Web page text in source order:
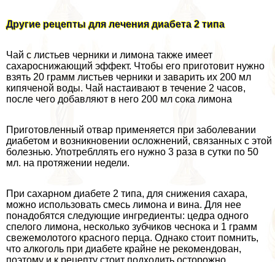
Другие рецепты для лечения диабета 2 типа
Чай с листьев черники и лимона также имеет
сахароснижающий эффект. Чтобы его приготовит нужно
взять 20 грамм листьев черники и заварить их 200 мл
кипяченой воды. Чай настаивают в течение 2 часов,
после чего добавляют в него 200 мл сока лимона
Приготовленный отвар применяется при заболевании
диабетом и возникновении осложнений, связанных с этой
болезнью. Употрeбллять его нужно 3 раза в сутки по 50
мл. на протяжении недели.
При сахарном диабете 2 типа, для снижения сахара,
можно использовать смесь лимона и вина. Для нее
понадобятся следующие ингредиенты: цедра одного
спелого лимона, несколько зубчиков чеснока и 1 грамм
свежемолотого красного перца. Однако стоит помнить,
что алкоголь при диабете крайне не рекомендован,